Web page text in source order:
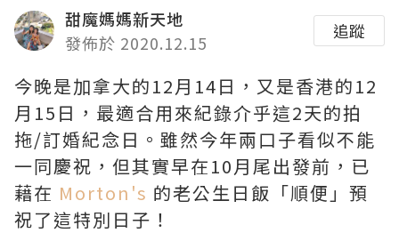
甜魔媽媽新天地
發佈於 2020.12.15
追蹤
今晚是加拿大的12月14日，又是香港的12
月15日，最適合用來紀錄介乎這2天的拍
拖/訂婚紀念日。雖然今年兩口子看似不能
一同慶祝，但其實早在10月尾出發前，已
藉在 Morton's 的老公生日飯「順便」預
祝了這特別日子！